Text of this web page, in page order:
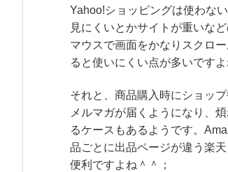
Yahoo!ショッピングは使わな
見にくいとかサイトが重いな
マウスで画面をかなりスクロ
ると使いにくい点が多いですよ
それと、商品購入時にショッ
メルマガが届くようになり、
るケースもあるようです。
品ごとに出品ページが違う楽
便利ですよね＾＾；